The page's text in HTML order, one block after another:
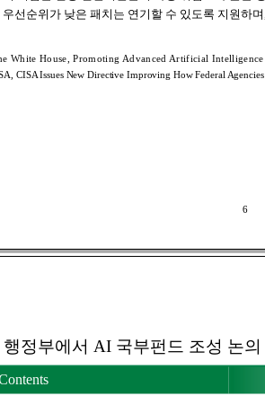
6
우선순위가 낮은 패치는 연기할 수 있도록 지원하
White House, Promoting Advanced Artificial
CISA Issues New Directive Improving How Federal
행정부에서 AI 국부펀드 조성 논